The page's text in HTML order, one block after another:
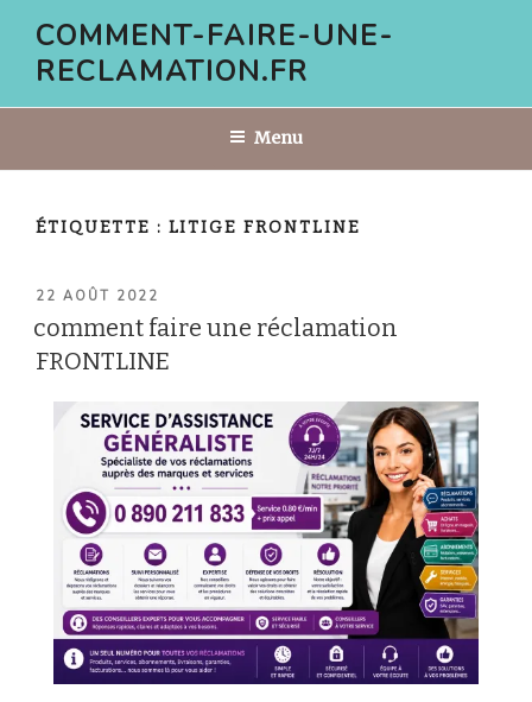
contenu
COMMENT-FAIRE-UNE-
RECLAMATION.FR
Menu
ÉTIQUETTE : LITIGE FRONTLINE
PUBLIÉ
22 AOÛT 2022
comment faire une réclamation
FRONTLINE